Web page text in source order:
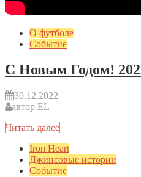
О футболе
Событие
С Новым Годом!
30.12.2022
автор EL
Читать далее
Iron Heart
Джинсовые истории
Событие